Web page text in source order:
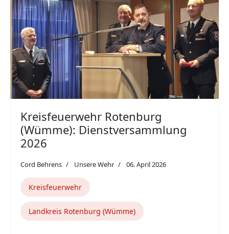
Kreisfeuerwehr Rotenburg
(Wümme): Dienstversammlung
2026
Cord Behrens Unsere Wehr 06. April 2026
Kreisfeuerwehr
Landkreis Rotenburg (Wümme)